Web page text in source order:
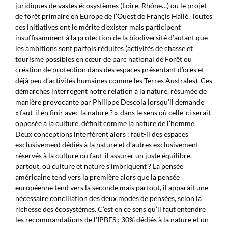
juridiques de vastes écosystèmes (Loire, Rhône…) ou le projet
de forêt primaire en Europe de l’Ouest de Françis Hallé. Toutes
ces initiatives ont le mérite d’exister mais participent
insuffisamment à la protection de la biodiversité d’autant que
les ambitions sont parfois réduites (activités de chasse et
tourisme possibles en cœur de parc national de Forêt ou
création de protection dans des espaces présentant d’ores et
déjà peu d’activités humaines comme les Terres Australes). Ces
démarches interrogent notre relation à la nature, résumée de
manière provocante par Philippe Descola lorsqu’il demande
« faut-il en finir avec la nature ? », dans le sens où celle-ci serait
opposée à la culture, définit comme la nature de l’homme.
Deux conceptions interfèrent alors : faut-il des espaces
exclusivement dédiés à la nature et d’autres exclusivement
réservés à la culture ou faut-il assurer un juste équilibre,
partout, où culture et nature s’imbriquent ? La pensée
américaine tend vers la première alors que la pensée
européenne tend vers la seconde mais partout, il apparait une
nécessaire conciliation des deux modes de pensées, selon la
richesse des écosystèmes. C’est en ce sens qu’il faut entendre
les recommandations de l’IPBES : 30% dédiés à la nature et un